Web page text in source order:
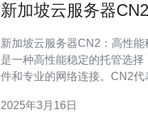
新加坡云服务器
新加坡云服务器CN2：高性能稳定托管
是一种高性能稳定的托管选
件和专业的网络连接。CN2
作为东南亚的科技中心，拥有
2025年3月16日